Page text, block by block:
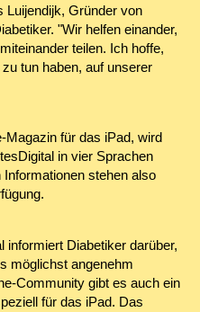
Luijendijk, Gründer von
"Wir helfen einander,
teilen. Ich hoffe,
tun haben, auf unserer
Magazin für das iPad, wird
in vier Sprachen
stehen also
informiert Diabetiker darüber,
möglichst angenehm
Community gibt es auch ein
für das iPad. Das